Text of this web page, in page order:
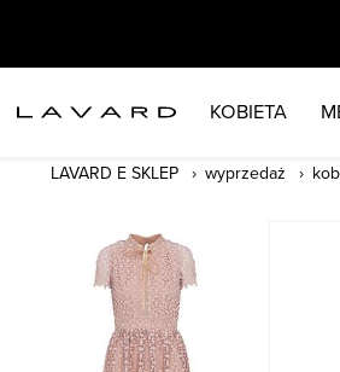
KOBIETA
LAVARD E SKLEP wyprzedaż